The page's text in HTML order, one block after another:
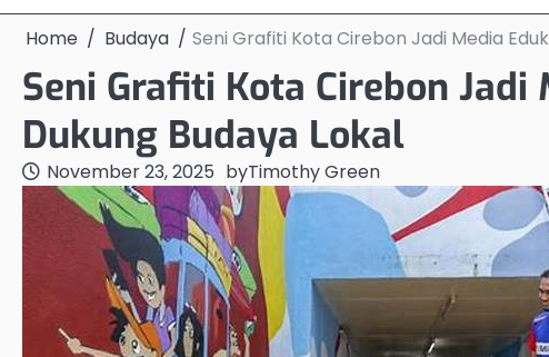
Home Budaya Seni Grafiti Kota Cirebon Jadi Media
Seni Grafiti Kota Cirebon Jadi
Dukung Budaya Lokal
November 23, 2025 byTimothy Green